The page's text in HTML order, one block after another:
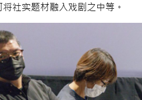
将社实题材融入戏剧之中等。